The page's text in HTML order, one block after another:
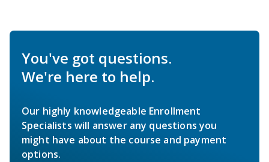
You've got questions.
We're here to help.
Our highly knowledgeable Enrollment
Specialists will answer any questions you
might have about the course and payment
options.